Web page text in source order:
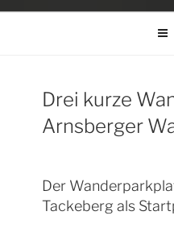
Drei kurze
Arnsberger
Der
Tackeberg als